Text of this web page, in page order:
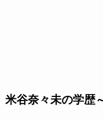
米谷奈々未の学歴